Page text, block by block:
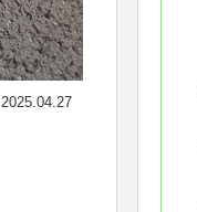
2025.04.27